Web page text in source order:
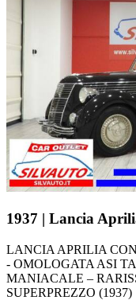
1937 | Lancia
LANCIA APRILIA
- OMOLOGATA ASI
MANIACALE –
SUPERPREZZO (1937)